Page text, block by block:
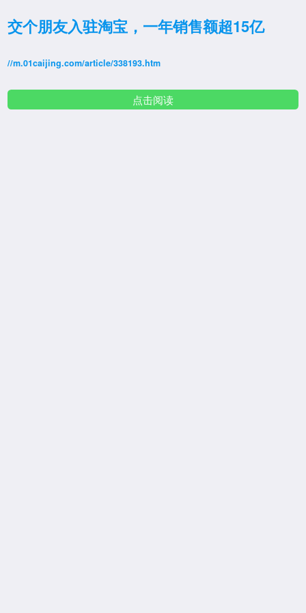
交个朋友入驻淘宝，一年销售额超15亿
//m.01caijing.com/article/338193.htm
点击阅读